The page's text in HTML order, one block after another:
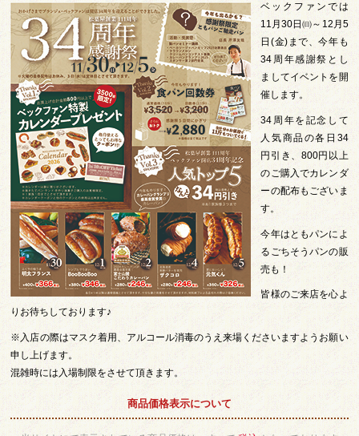
ベックファンでは
11月30日㈰～12月5
日(金)まで、今年も
34周年感謝祭とし
ましてイベントを開
催します。
34周年を記念して
人気商品の各日34
円引き、800円以上
のご購入でカレンダ
ーの配布もございま
す。
今年はともパンによ
るごちそうパンの販
売も！
皆様のご来店を心よ
りお待ちしております♪
※入店の際はマスク着用、アルコール消毒のうえ来場くださいますようお願い
申し上げます。
混雑時には入場制限をさせて頂きます。
商品価格表示について